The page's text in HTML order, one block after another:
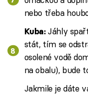
nebo třeba
Kuba:Jáhly
stát, tím se
osolené vodě
na obalu), bude
Jakmile je dáte